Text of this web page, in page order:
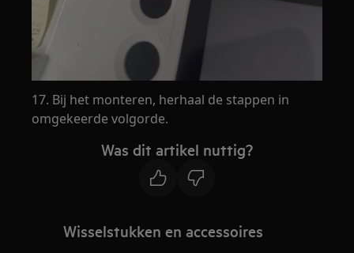
17. Bij het monteren, herhaal de stappen in
omgekeerde volgorde.
Was dit artikel nuttig?
Wisselstukken en accessoires